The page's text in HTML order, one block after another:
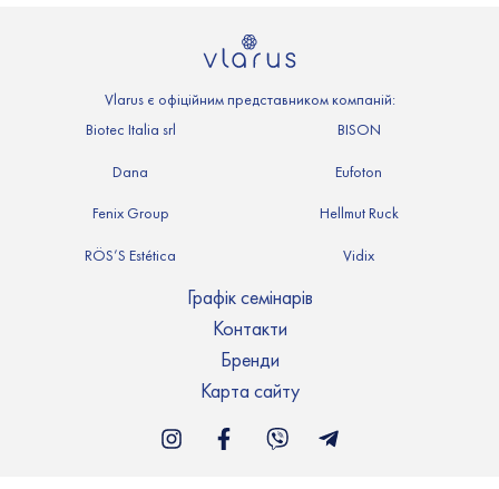
Vlarus є офіційним представником компаній:
Biotec Italia srl
BISON
Dana Eufoton
Fenix Group Hellmut Ruck
RÖS’S Estética Vidix
Графік семінарів
Контакти
Бренди
Карта сайту